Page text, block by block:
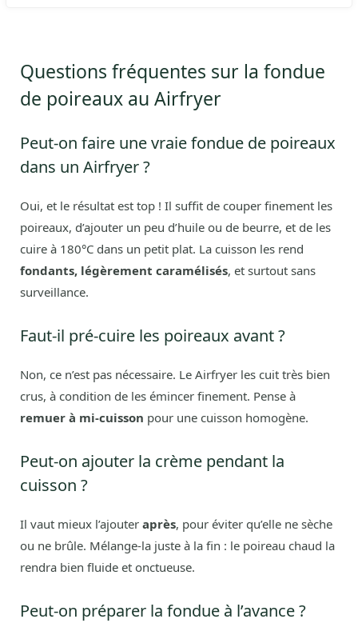
Questions fréquentes sur la fondue
de poireaux au Airfryer
Peut-on faire une vraie fondue de poireaux
dans un Airfryer ?
Oui, et le résultat est top ! Il suffit de couper finement les
poireaux, d’ajouter un peu d’huile ou de beurre, et de les
cuire à 180°C dans un petit plat. La cuisson les rend
fondants, légèrement caramélisés, et surtout sans
surveillance.
Faut-il pré-cuire les poireaux avant ?
Non, ce n’est pas nécessaire. Le Airfryer les cuit très bien
crus, à condition de les émincer finement. Pense à
remuer à mi-cuisson pour une cuisson homogène.
Peut-on ajouter la crème pendant la
cuisson ?
Il vaut mieux l’ajouter après, pour éviter qu’elle ne sèche
ou ne brûle. Mélange-la juste à la fin : le poireau chaud la
rendra bien fluide et onctueuse.
Peut-on préparer la fondue à l’avance ?